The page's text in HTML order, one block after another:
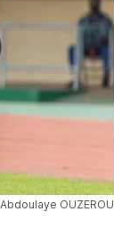
Abdoulaye OUZEROU